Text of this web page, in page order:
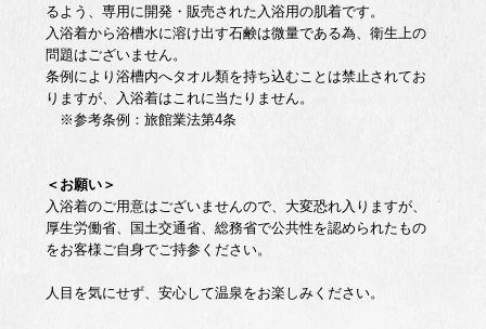
るよう、専用に開発・販売された入浴用の肌着です。
入浴着から浴槽水に溶け出す石鹸は微量である為、衛生上の
問題はございません。
条例により浴槽内へタオル類を持ち込むことは禁止されてお
りますが、入浴着はこれに当たりません。
※参考条例：旅館業法第4条
＜お願い＞
入浴着のご用意はございませんので、大変恐れ入りますが、
厚生労働省、国土交通省、総務省で公共性を認められたもの
をお客様ご自身でご持参ください。
人目を気にせず、安心して温泉をお楽しみください。